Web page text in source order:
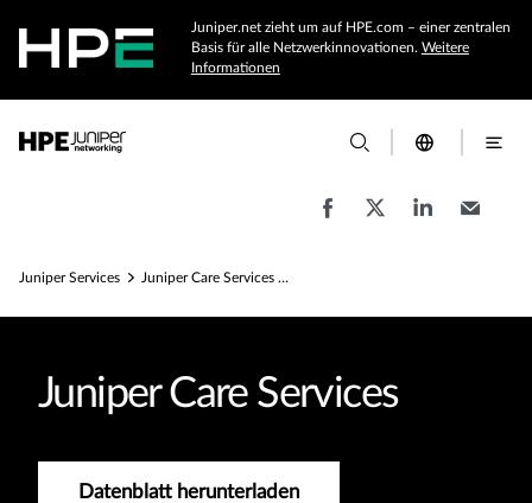
Juniper.net zieht um auf HPE.com – einer zentralen
Basis für alle Netzwerkinnovationen. Weitere
Informationen
Juniper Services Juniper Care Services – Datenblatt
Juniper Care Services
Datenblatt herunterladen